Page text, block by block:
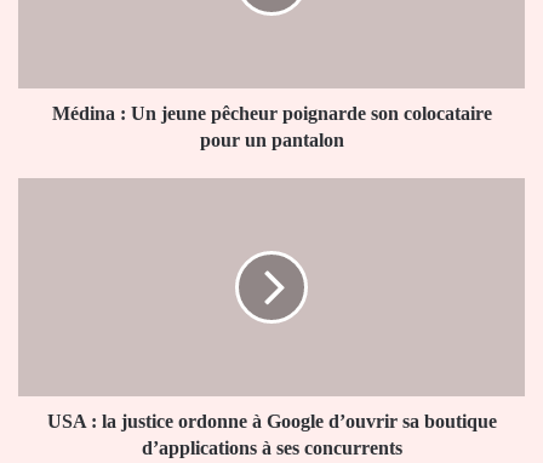
pour
Médina : Un jeune pêcheur poignarde son colocataire
pour un pantalon
sa
boutique
USA : la justice ordonne à Google d’ouvrir sa boutique
d’applications à ses concurrents